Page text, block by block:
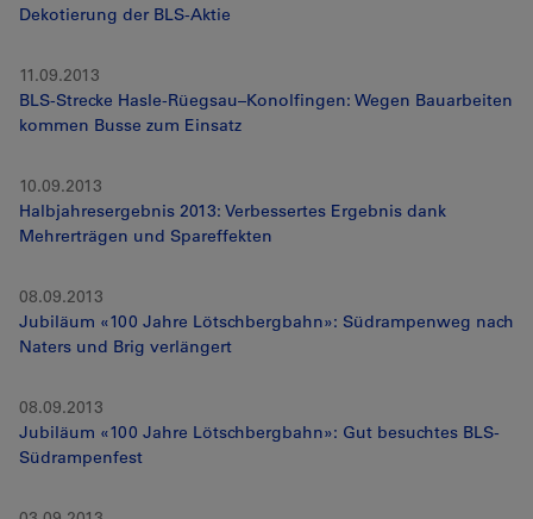
Dekotierung der BLS-Aktie
11.09.2013
BLS-Strecke Hasle-Rüegsau–Konolfingen: Wegen Bauarbeiten
kommen Busse zum Einsatz
10.09.2013
Halbjahresergebnis 2013: Verbessertes Ergebnis dank
Mehrerträgen und Spareffekten
08.09.2013
Jubiläum «100 Jahre Lötschbergbahn»: Südrampenweg nach
Naters und Brig verlängert
08.09.2013
Jubiläum «100 Jahre Lötschbergbahn»: Gut besuchtes BLS-
Südrampenfest